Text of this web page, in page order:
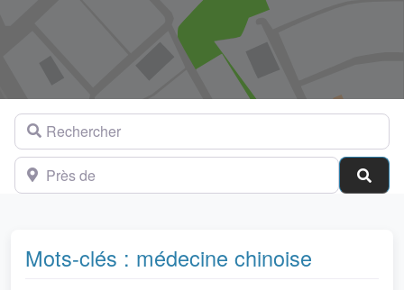
Rechercher
Près de
Mots-clés : médecine chinoise